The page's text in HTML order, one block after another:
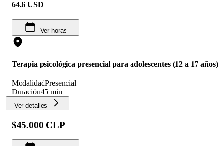
64.6 USD
Ver horas
Terapia psicológica presencial para adolescentes (12 a 17 años)
ModalidadPresencial
Duración45 min
Ver detalles
$45.000 CLP